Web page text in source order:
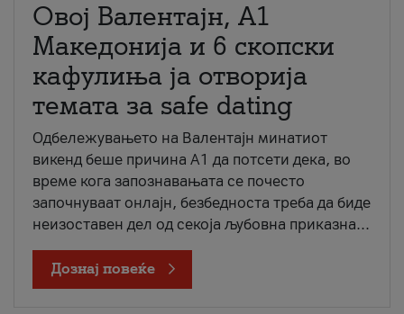
Овој Валентајн, A1
Македонија и 6 скопски
кафулиња ја отворија
темата за safe dating
Одбележувањето на Валентајн минатиот
викенд беше причина А1 да потсети дека, во
време кога запознавањата се почесто
започнуваат онлајн, безбедноста треба да биде
неизоставен дел од секоја љубовна приказна...
Дознај повеќе